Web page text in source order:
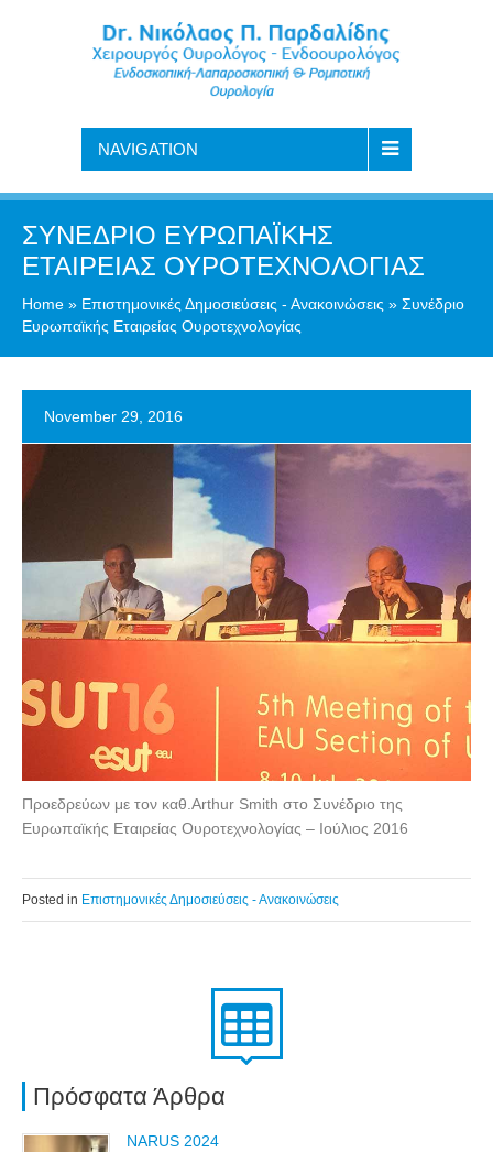
NAVIGATION
ΣΥΝΈΔΡΙΟ ΕΥΡΩΠΑΪΚΉΣ
ΕΤΑΙΡΕΊΑΣ ΟΥΡΟΤΕΧΝΟΛΟΓΊΑΣ
Home » Επιστημονικές Δημοσιεύσεις - Ανακοινώσεις » Συνέδριο
Ευρωπαϊκής Εταιρείας Ουροτεχνολογίας
Πρόσφατα Άρθρα
NARUS 2024
November 29, 2016
Προεδρεύων με τον καθ.Arthur Smith στο Συνέδριο της
Ευρωπαϊκής Εταιρείας Ουροτεχνολογίας – Ιούλιος 2016
Posted in Επιστημονικές Δημοσιεύσεις - Ανακοινώσεις